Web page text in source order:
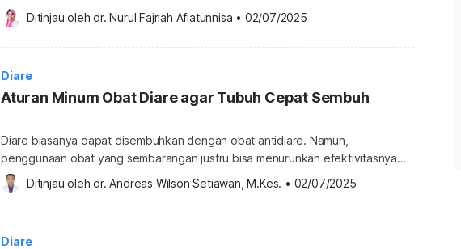
yang sering disarankan untuk dikonsumsi saat diare adalah pisang. Namun,
apakah pisang bisa mengatasi diare? Berikut ulasan lengkapnya. Apakah
pisang bisa mengatasi diare? Ya, pisang sering dianggap sebagai salah satu
Ditinjau oleh dr. Nurul Fajriah Afiatunnisa • 02/07/2025
Diare
Aturan Minum Obat Diare agar Tubuh Cepat Sembuh
Diare biasanya dapat disembuhkan dengan obat antidiare. Namun,
penggunaan obat yang sembarangan justru bisa menurunkan efektivitasnya
dalam mengatasi diare. Untuk hasil optimal, simak aturan minum obat diare
berikut ini. Aturan minum obat diare Diare terjadi ketika seseorang mengalami
BAB encer dengan frekuensi lebih dari 3 kali dalam sehari. Kondisi ini umumnya
Ditinjau oleh dr. Andreas Wilson Setiawan, M.Kes. • 02/07/2025
Diare